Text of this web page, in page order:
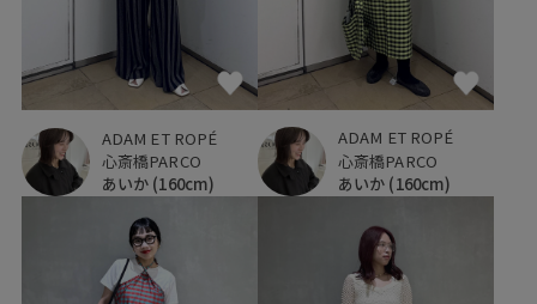
ADAM ET ROPÉ
心斎橋PARCO
あいか (160cm)
ADAM ET ROPÉ
心斎橋PARCO
あいか (160cm)